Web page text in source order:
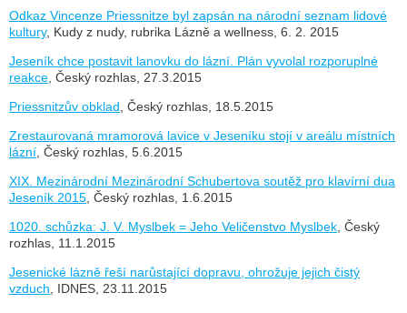
Odkaz Vincenze Priessnitze byl zapsán na národní seznam lidové
kultury, Kudy z nudy, rubrika Lázně a wellness, 6. 2. 2015
Jeseník chce postavit lanovku do lázní. Plán vyvolal rozporuplné
reakce Český rozhlas, 27.3.2015
Priessnitzův obklad Český rozhlas, 18.5.2015
Zrestaurovaná mramorová lavice v Jeseníku stojí v areálu místních
lázní Český rozhlas, 5.6.2015
XIX. Mezinárodní Mezinárodní Schubertova soutěž pro klavírní dua
Jeseník 2015 Český rozhlas, 1.6.2015
1020. schůzka: J. V. Myslbek = Jeho Veličenstvo Myslbek Český
rozhlas, 11.1.2015
Jesenické lázně řeší narůstající dopravu, ohrožuje jejich čistý
vzduch , IDNES, 23.11.2015